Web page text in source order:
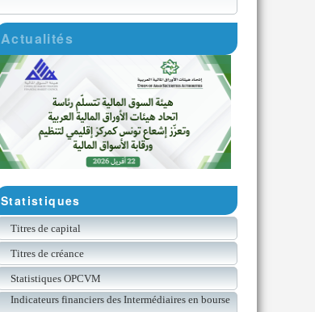
Actualités
Statistiques
Titres de capital
Titres de créance
Statistiques OPCVM
Indicateurs financiers des Intermédiaires en bourse